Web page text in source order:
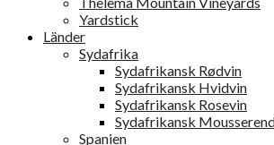
Yardstick
Länder
Sydafrika
Sydafrikansk Rødvin
Sydafrikansk Hvidvin
Sydafrikansk Rosevin
Sydafrikansk
Spanien